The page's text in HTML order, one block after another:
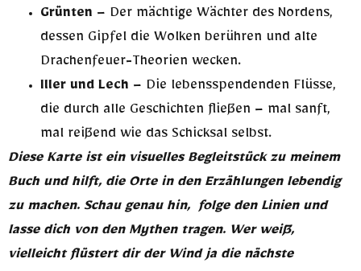
Grünten – Der mächtige Wächter des Nordens,
dessen Gipfel die Wolken berühren und alte
Drachenfeuer-Theorien wecken.
Iller und Lech – Die lebensspendenden Flüsse,
die durch alle Geschichten fließen – mal sanft,
mal reißend wie das Schicksal selbst.
Diese Karte ist ein visuelles Begleitstück zu meinem
Buch und hilft, die Orte in den Erzählungen lebendig
zu machen. Schau genau hin, folge den Linien und
lasse dich von den Mythen tragen. Wer weiß,
vielleicht flüstert dir der Wind ja die nächste